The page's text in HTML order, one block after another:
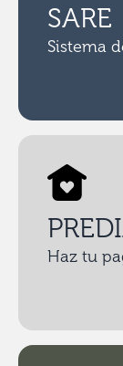
SARE
Sistema
Haz tu